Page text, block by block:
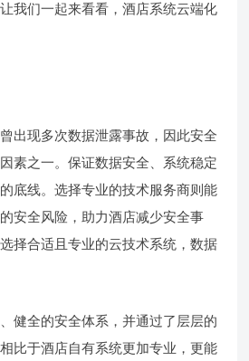
我们一起来看看，酒店系统云端化
出现多次数据泄露事故，因此安全
素之一。保证数据安全、系统稳定
底线。选择专业的技术服务商则能
安全风险，助力酒店减少安全事
择合适且专业的云技术系统，数据
健全的安全体系，并通过了层层的
比于酒店自有系统更加专业，更能